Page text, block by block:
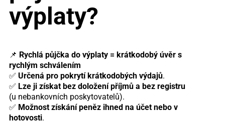
výplaty?
📌 Rychlá půjčka do výplaty = krátkodobý úvěr s
rychlým schválením
✅ Určená pro pokrytí krátkodobých výdajů.
✅ Lze ji získat bez doložení příjmů a bez registru
(u nebankovních poskytovatelů).
✅ Možnost získání peněz ihned na účet nebo v
hotovosti.